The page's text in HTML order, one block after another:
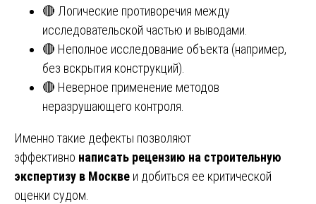
🔴 Логические противоречия между
исследовательской частью и выводами.
🔴 Неполное исследование объекта (например,
без вскрытия конструкций).
🔴 Неверное применение методов
неразрушающего контроля.
Именно такие дефекты позволяют
эффективно написать рецензию на строительную
экспертизу в Москве и добиться ее критической
оценки судом.